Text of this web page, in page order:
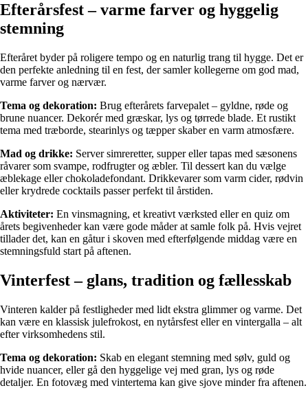
Efterårsfest – varme farver og hyggelig
stemning
Efteråret byder på roligere tempo og en naturlig trang til hygge. Det er
den perfekte anledning til en fest, der samler kollegerne om god mad,
varme farver og nærvær.
Tema og dekoration: Brug efterårets farvepalet – gyldne, røde og
brune nuancer. Dekorér med græskar, lys og tørrede blade. Et rustikt
tema med træborde, stearinlys og tæpper skaber en varm atmosfære.
Mad og drikke: Server simreretter, supper eller tapas med sæsonens
råvarer som svampe, rodfrugter og æbler. Til dessert kan du vælge
æblekage eller chokoladefondant. Drikkevarer som varm cider, rødvin
eller krydrede cocktails passer perfekt til årstiden.
Aktiviteter: En vinsmagning, et kreativt værksted eller en quiz om
årets begivenheder kan være gode måder at samle folk på. Hvis vejret
tillader det, kan en gåtur i skoven med efterfølgende middag være en
stemningsfuld start på aftenen.
Vinterfest – glans, tradition og fællesskab
Vinteren kalder på festligheder med lidt ekstra glimmer og varme. Det
kan være en klassisk julefrokost, en nytårsfest eller en vintergalla – alt
efter virksomhedens stil.
Tema og dekoration: Skab en elegant stemning med sølv, guld og
hvide nuancer, eller gå den hyggelige vej med gran, lys og røde
detaljer. En fotovæg med vintertema kan give sjove minder fra aftenen.